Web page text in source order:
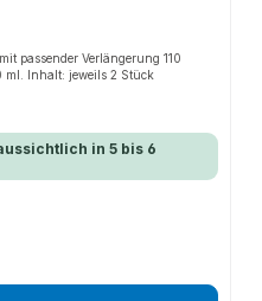
passender Verlängerung 110
ml. Inhalt: jeweils 2 Stück
in 5 bis 6